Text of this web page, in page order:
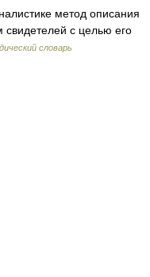
метод описания
свидетелей с целью его
словарь